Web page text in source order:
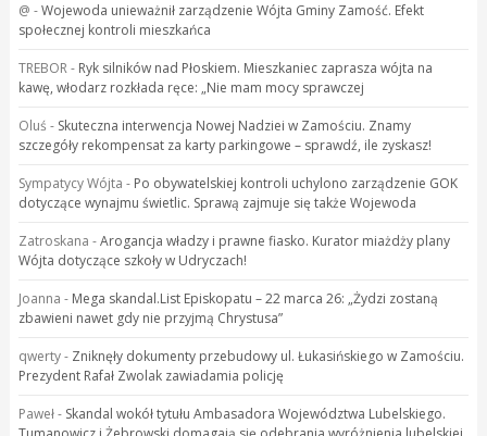
@ -Wojewoda unieważnił zarządzenie Wójta Gminy Zamość. Efekt
społecznej kontroli mieszkańca
TREBOR- Ryk silników nad Płoskiem. Mieszkaniec zaprasza wójta na
kawę, włodarz rozkłada ręce: „Nie mam mocy sprawczej
Oluś - Skuteczna interwencja Nowej Nadziei w Zamościu. Znamy
szczegóły rekompensat za karty parkingowe – sprawdź, ile zyskasz!
Sympatycy Wójta - Po obywatelskiej kontroli uchylono zarządzenie GOK
dotyczące wynajmu świetlic. Sprawą zajmuje się także Wojewoda
Zatroskana -Arogancja władzy i prawne fiasko. Kurator miażdży plany
Wójta dotyczące szkoły w Udryczach!
Joanna - Mega skandal.List Episkopatu – 22 marca 26: „Żydzi zostaną
zbawieni nawet gdy nie przyjmą Chrystusa”
qwerty- Zniknęły dokumenty przebudowy ul. Łukasińskiego w Zamościu.
Prezydent Rafał Zwolak zawiadamia policję
Paweł- Skandal wokół tytułu Ambasadora Województwa Lubelskiego.